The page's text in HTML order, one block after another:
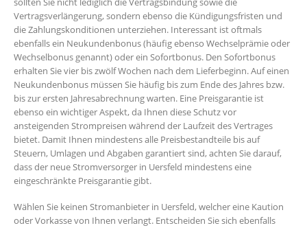
Vertragsverlängerung, sondern ebenso die Kündigungsfristen und
die Zahlungskonditionen unterziehen. Interessant ist oftmals
ebenfalls ein Neukundenbonus (häufig ebenso Wechselprämie oder
Wechselbonus genannt) oder ein Sofortbonus. Den Sofortbonus
erhalten Sie vier bis zwölf Wochen nach dem Lieferbeginn. Auf einen
Neukundenbonus müssen Sie häufig bis zum Ende des Jahres bzw.
bis zur ersten Jahresabrechnung warten. Eine Preisgarantie ist
ebenso ein wichtiger Aspekt, da Ihnen diese Schutz vor
ansteigenden Strompreisen während der Laufzeit des Vertrages
bietet. Damit Ihnen mindestens alle Preisbestandteile bis auf
Steuern, Umlagen und Abgaben garantiert sind, achten Sie darauf,
dass der neue Stromversorger in Uersfeld mindestens eine
eingeschränkte Preisgarantie gibt.
Wählen Sie keinen Stromanbieter in Uersfeld, welcher eine Kaution
oder Vorkasse von Ihnen verlangt. Entscheiden Sie sich ebenfalls